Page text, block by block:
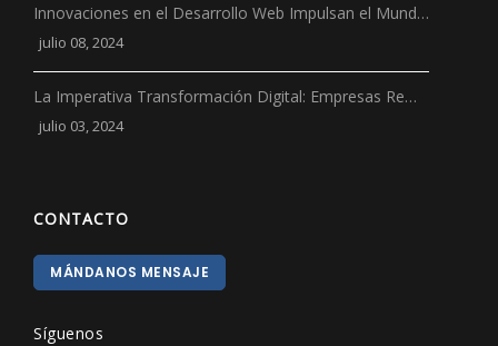
Innovaciones en el Desarrollo Web Impulsan el Mund…
julio 08, 2024
La Imperativa Transformación Digital: Empresas Re…
julio 03, 2024
CONTACTO
MÁNDANOS MENSAJE
Síguenos